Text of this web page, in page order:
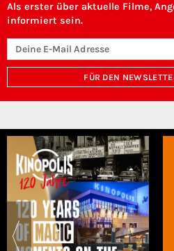
Als erster über aktuelle Filme,
informiert sein.
FÜR DEN